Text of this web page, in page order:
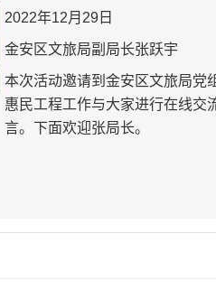
2022年12月29日
金安区文旅局副局长张跃宇
本次活动邀请到金安区文旅局党
惠民工程工作与大家进行在线交
言。下面欢迎张局长。